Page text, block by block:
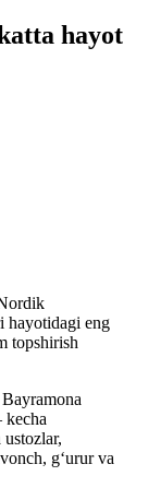
hayot
hayotidagi eng
topshirish
kecha
g‘urur va